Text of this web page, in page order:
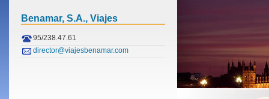
Benamar, S.a., Viajes
95/238.47.61
director@viajesbenamar.com